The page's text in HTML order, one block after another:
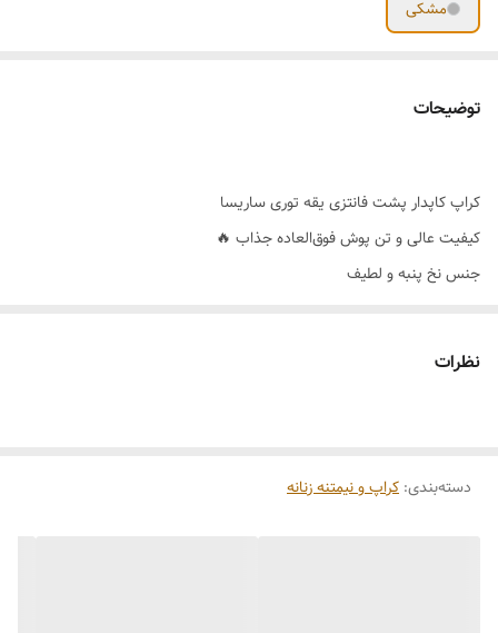
مشکی
توضیحات
کراپ کاپدار پشت فانتزی یقه توری ساریسا
کیفیت عالی و تن پوش فوق‌العاده جذاب 🔥
جنس نخ پنبه و لطیف
نظرات
دسته‌بندی: کراپ و نیمتنه زنانه